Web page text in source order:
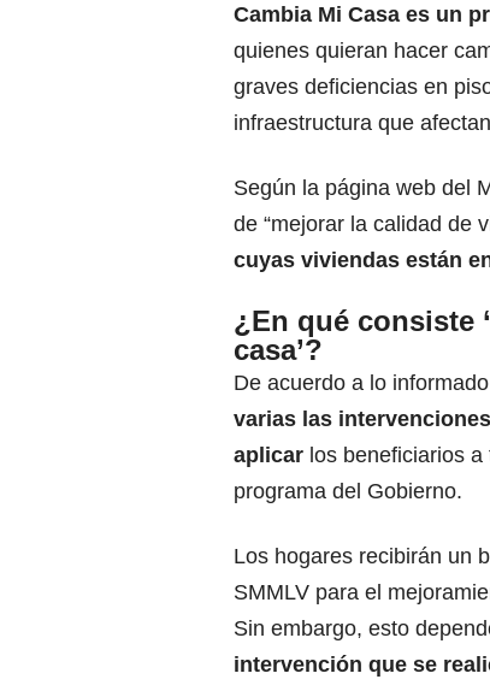
Cambia Mi Casa es un
quienes quieran hacer
graves deficiencias en
infraestructura que
Según la página web del
de “mejorar la calidad de
cuyas viviendas están
¿En qué consiste
casa’?
De acuerdo a lo
varias las
aplicar los beneficiarios
programa del Gobierno.
Los hogares recibirán un
SMMLV para el
Sin embargo, esto
intervención que se